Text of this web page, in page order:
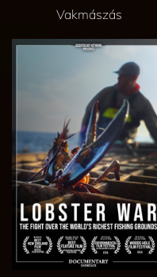
Vakmászás